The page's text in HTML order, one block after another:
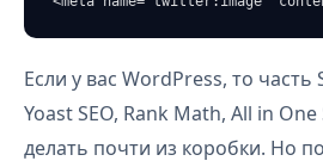
Если у вас WordPress, то
Yoast SEO, Rank Math, All in
делать почти из коробки. Но